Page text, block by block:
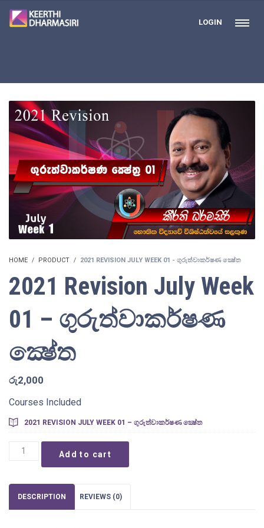
LOGIN
HOME PRODUCT 2021 REVISION JULY WEEK 01 - ගුරුත්වාකර්ෂණ ක්‍ෂේත
2021 Revision July Week
01 – ගුරුත්වාකර්ෂණ
ක්‍ෂේත
රු2,000
Courses Included
2021 REVISION JULY WEEK 01 – ගුරුත්වාකර්ෂණ ක්‍ෂේත
2021
Week
-
Add to cart
DESCRIPTION REVIEWS (0)